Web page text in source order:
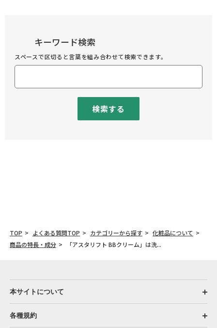
キーワード検索
スペースで区切ると言葉を組み合わせて検索できます。
検索する
TOP よくある質問TOP カテゴリーから探す
化粧品について
商品の特長・成分
「アスタリフト BBクリーム」は洗...
本サイトについて
各種規約